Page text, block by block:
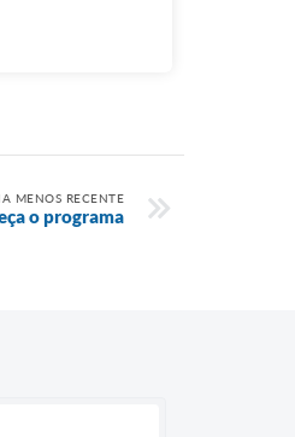
MENOS RECENTE
o programa